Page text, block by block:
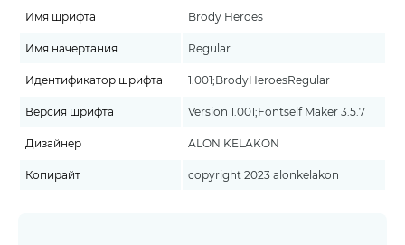
Имя шрифта Brody Heroes
Имя начертания Regular
Идентификатор шрифта 1.001;BrodyHeroesRegular
Версия шрифта Version 1.001;Fontself Maker 3.5.7
Дизайнер ALON KELAKON
Копирайт copyright 2023 alonkelakon